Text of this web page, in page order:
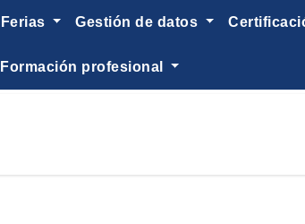
ferias gestión de datos
formación profesional